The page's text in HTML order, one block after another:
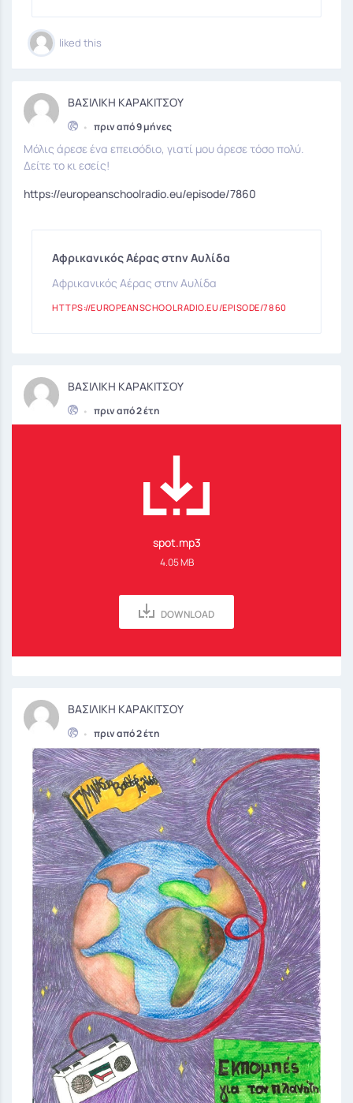
liked this
ΒΑΣΙΛΙΚΗ ΚΑΡΑΚΙΤΣΟΥ
• πριν από 9 μήνες
Μόλις άρεσε ένα επεισόδιο, γιατί μου άρεσε τόσο πολύ.
Δείτε το κι εσείς!
https://europeanschoolradio.eu/episode/7860
Αφρικανικός Αέρας στην Αυλίδα
Αφρικανικός Αέρας στην Αυλίδα
HTTPS://EUROPEANSCHOOLRADIO.EU/EPISODE/7860
ΒΑΣΙΛΙΚΗ ΚΑΡΑΚΙΤΣΟΥ
• πριν από 2 έτη
spot.mp3
4.05 MB
DOWNLOAD
ΒΑΣΙΛΙΚΗ ΚΑΡΑΚΙΤΣΟΥ
• πριν από 2 έτη